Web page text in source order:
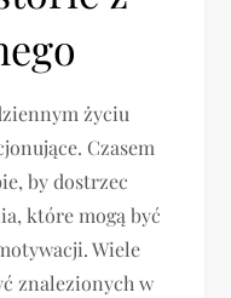
życiu
Czasem
by dostrzec
które mogą być
Wiele
znalezionych w